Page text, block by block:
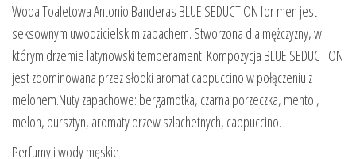
Woda Toaletowa Antonio Banderas BLUE SEDUCTION for men jest
seksownym uwodzicielskim zapachem. Stworzona dla mężczyzny, w
którym drzemie latynowski temperament. Kompozycja BLUE SEDUCTION
jest zdominowana przez słodki aromat cappuccino w połączeniu z
melonem.Nuty zapachowe: bergamotka, czarna porzeczka, mentol,
melon, bursztyn, aromaty drzew szlachetnych, cappuccino.
Perfumy i wody męskie